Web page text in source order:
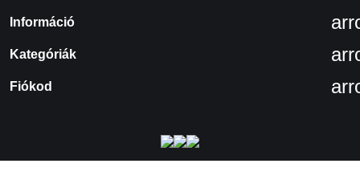
Információ
Kategóriák
Fiókod